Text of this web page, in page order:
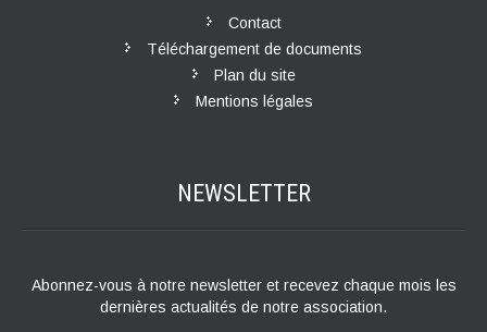
Contact
Téléchargement de documents
Plan du site
Mentions légales
NEWSLETTER
Abonnez-vous à notre newsletter et recevez chaque mois les
dernières actualités de notre association.